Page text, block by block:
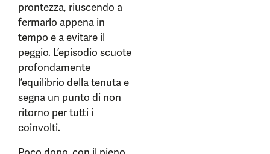
prontezza, riuscendo a
fermarlo appena in
tempo e a evitare il
peggio. L’episodio scuote
profondamente
l’equilibrio della tenuta e
segna un punto di non
ritorno per tutti i
coinvolti.